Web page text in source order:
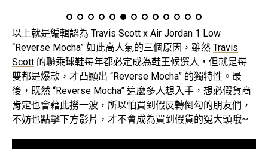
以上就是編輯認為 Travis Scott x Air Jordan 1 Low
“Reverse Mocha” 如此高人氣的三個原因，雖然 Travis
Scott 的聯乘球鞋每年都必定成為鞋王候選人，但就是每
雙都是爆款，才凸顯出 “Reverse Mocha” 的獨特性。最
後，既然 “Reverse Mocha” 這麼多人想入手，想必假貨商
肯定也會藉此撈一波，所以怕買到假反轉倒勾的朋友們，
不妨也點擊下方影片，才不會成為買到假貨的冤大頭哦~